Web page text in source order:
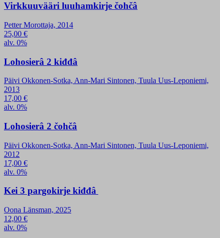
Virkkuuvääri luuhamkirje čohčâ
Petter Morottaja, 2014
25,00 €
alv. 0%
Lohosierâ 2 kiđđâ
Päivi Okkonen-Sotka, Ann-Mari Sintonen, Tuula Uus-Leponiemi,
2013
17,00 €
alv. 0%
Lohosierâ 2 čohčâ
Päivi Okkonen-Sotka, Ann-Mari Sintonen, Tuula Uus-Leponiemi,
2012
17,00 €
alv. 0%
Kei 3 pargokirje kiđđâ
Oona Länsman, 2025
12,00 €
alv. 0%